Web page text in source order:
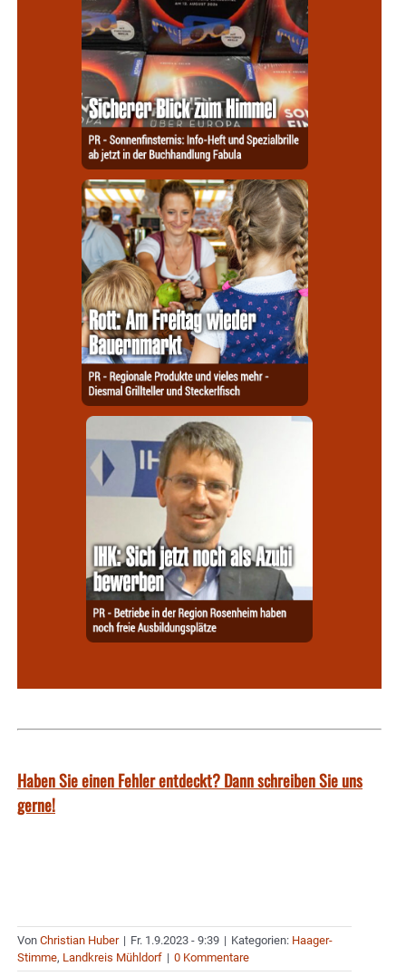
Haben Sie einen Fehler entdeckt? Dann schreiben Sie uns
gerne!
Von Christian Huber | Fr. 1.9.2023 - 9:39 | Kategorien: Haager-
Stimme, Landkreis Mühldorf | 0 Kommentare